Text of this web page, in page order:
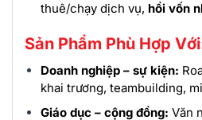
thuê/chạy dịch vụ, hồi vốn
Sản Phẩm Phù Hợp
Doanh nghiệp – sự kiện:
khai trương, teambuilding,
Giáo dục – cộng đồng: Văn